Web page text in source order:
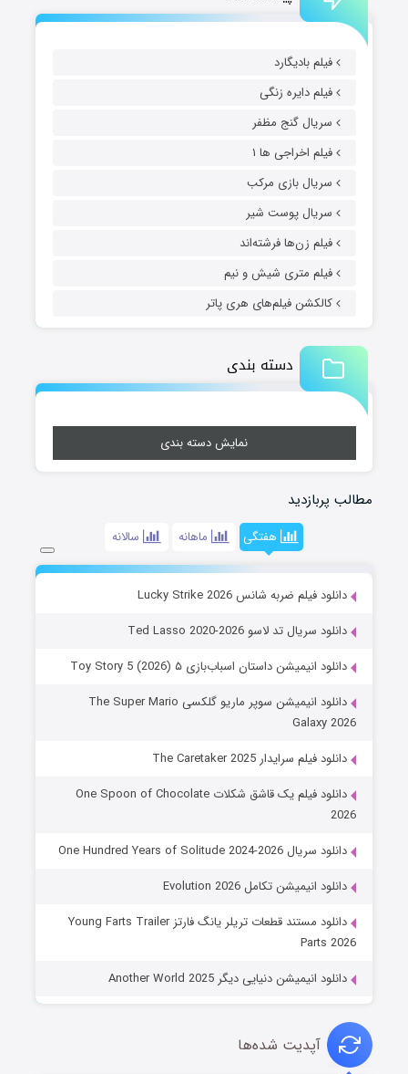
فیلم بادیگارد
فیلم دایره زنگی
سریال گنج مظفر
فیلم اخراجی ها ۱
سریال بازی مرکب
سریال پوست شیر
فیلم زن‌ها فرشته‌اند
فیلم متری شیش و نیم
کالکشن فیلم‌های هری پاتر
دسته بندی
نمایش دسته بندی
مطالب پربازدید
هفتگی ماهانه سالانه
دانلود فیلم ضربه شانس Lucky Strike 2026
دانلود سریال تد لاسو Ted Lasso 2020-2026
دانلود انیمیشن داستان اسباب‌بازی ۵ Toy Story 5 (2026)
دانلود انیمیشن سوپر ماریو گلکسی The Super Mario
Galaxy 2026
دانلود فیلم سرایدار The Caretaker 2025
دانلود فیلم یک قاشق شکلات One Spoon of Chocolate
2026
دانلود سریال One Hundred Years of Solitude 2024-2026
دانلود انیمیشن تکامل Evolution 2026
دانلود مستند قطعات تریلر یانگ فارتز Young Farts Trailer
Parts 2026
دانلود انیمیشن دنیایی دیگر Another World 2025
آپدیت شده‌ها